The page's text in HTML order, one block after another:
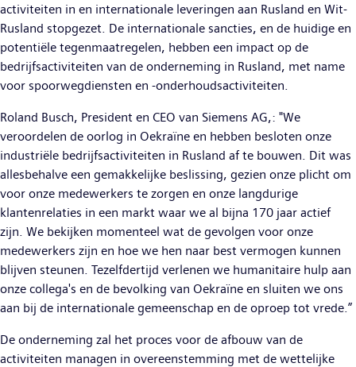
activiteiten in en internationale leveringen aan Rusland en Wit-
Rusland stopgezet. De internationale sancties, en de huidige en
potentiële tegenmaatregelen, hebben een impact op de
bedrijfsactiviteiten van de onderneming in Rusland, met name
voor spoorwegdiensten en -onderhoudsactiviteiten.
Roland Busch, President en CEO van Siemens AG,: "We
veroordelen de oorlog in Oekraïne en hebben besloten onze
industriële bedrijfsactiviteiten in Rusland af te bouwen. Dit was
allesbehalve een gemakkelijke beslissing, gezien onze plicht om
voor onze medewerkers te zorgen en onze langdurige
klantenrelaties in een markt waar we al bijna 170 jaar actief
zijn. We bekijken momenteel wat de gevolgen voor onze
medewerkers zijn en hoe we hen naar best vermogen kunnen
blijven steunen. Tezelfdertijd verlenen we humanitaire hulp aan
onze collega's en de bevolking van Oekraïne en sluiten we ons
aan bij de internationale gemeenschap en de oproep tot vrede.”
De onderneming zal het proces voor de afbouw van de
activiteiten managen in overeenstemming met de wettelijke